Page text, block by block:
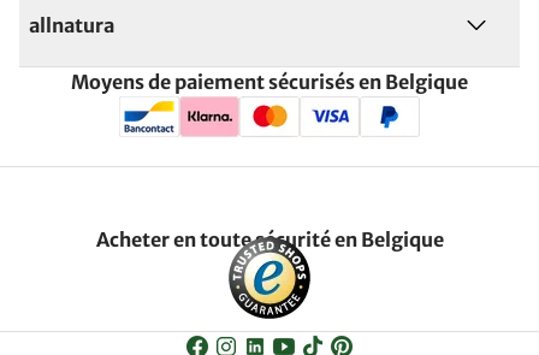
allnatura
Moyens de paiement sécurisés en Belgique
Acheter en toute sécurité en Belgique